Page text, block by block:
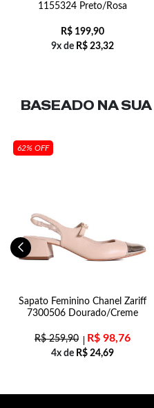
1155324 Preto/Rosa
R$ 199,90
9x de R$ 23,32
BASEADO NA SUA
62% OFF
Sapato Feminino Chanel Zariff
7300506 Dourado/Creme
R$259,90 R$ 98,76
4x de R$ 24,69